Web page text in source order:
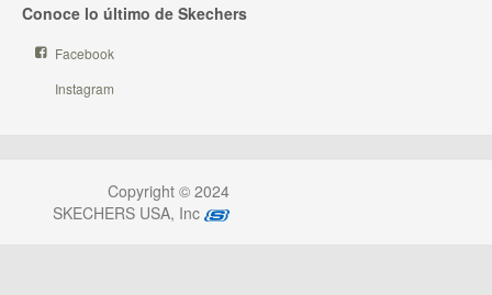
Conoce lo último de Skechers
Facebook
Instagram
Copyright © 2024
SKECHERS USA, Inc